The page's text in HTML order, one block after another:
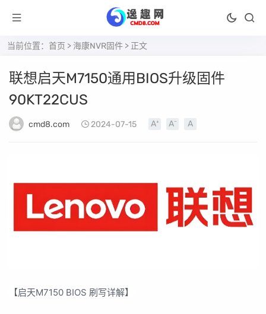
当前位置： 首页 > 海康NVR固件 > 正文
联想启天M7150通用BIOS升级固件
90KT22CUS
cmd8.com 2024-07-15
【启天M7150 BIOS 刷写详解】